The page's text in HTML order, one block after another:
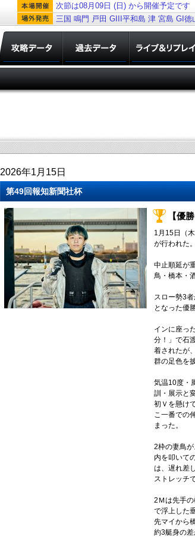
次節は08月09日 (日) から開催予定です
三国 鳴門 戸田 GIII平和島 津 宮島 GI徳
2026年1月15日
第49回報知新聞社杯
【優
1月15日（
が行われた。
中止順延が
鳥・橋本・
スロー勢3
となった優
インに座っ
分！」で石
着されたが
群の足色を
気温10度・
訓・展示と
初Ｖを懸け
こ一番での
まった。
2枠の妻鳥
内を叩いて
は、遅れ差
ストレッチ
2Ｍは先手
で浮上した
先マイから
約3艇身の